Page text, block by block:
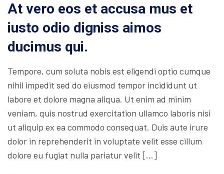
At vero eos et accusa mus et
iusto odio digniss aimos
ducimus qui.
Tempore, cum soluta nobis est eligendi optio cumque
nihil impedit sed do eiusmod tempor incididunt ut
labore et dolore magna aliqua. Ut enim ad minim
veniam, quis nostrud exercitation ullamco laboris nisi
ut aliquip ex ea commodo consequat. Duis aute irure
dolor in reprehenderit in voluptate velit esse cillum
dolore eu fugiat nulla pariatur velit […]